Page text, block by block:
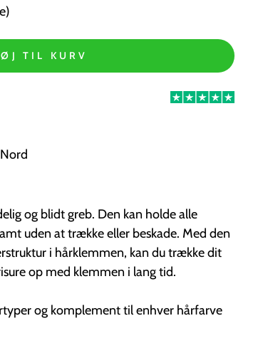
TIL KURV
og blidt greb. Den kan holde alle
uden at trække eller beskade. Med den
i hårklemmen, kan du trække dit
op med klemmen i lang tid.
og komplement til enhver hårfarve